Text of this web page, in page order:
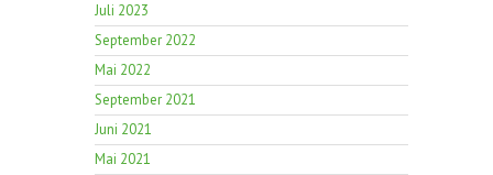
Juli 2023
September 2022
Mai 2022
September 2021
Juni 2021
Mai 2021